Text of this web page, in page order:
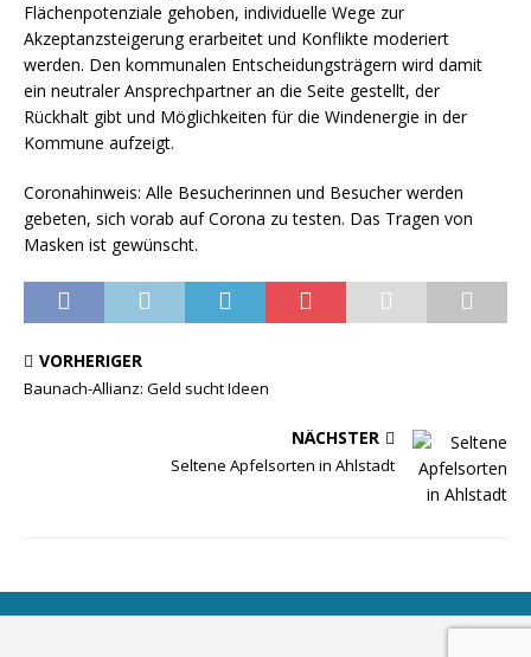
Flächenpotenziale gehoben, individuelle Wege zur
Akzeptanzsteigerung erarbeitet und Konflikte moderiert
werden. Den kommunalen Entscheidungsträgern wird damit
ein neutraler Ansprechpartner an die Seite gestellt, der
Rückhalt gibt und Möglichkeiten für die Windenergie in der
Kommune aufzeigt.
Coronahinweis: Alle Besucherinnen und Besucher werden
gebeten, sich vorab auf Corona zu testen. Das Tragen von
Masken ist gewünscht.
VORHERIGER
Baunach-Allianz: Geld sucht Ideen
NÄCHSTER
Seltene Apfelsorten in Ahlstadt